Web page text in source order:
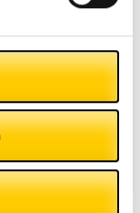
cultura dificultades
en
economía
pequeñas